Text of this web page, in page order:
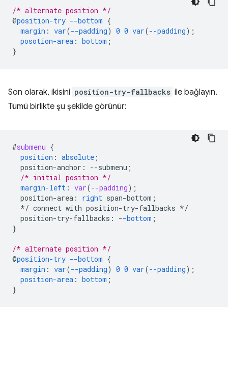
/* alternate position */
@position-try --bottom {
margin : var(--padding) 0 0 var(--padding);
posotion-area : bottom ;
}
Son olarak, ikisini position-try-fallbacks ile bağlayın.
Tümü birlikte şu şekilde görünür:
#submenu {
position : absolute ;
position-anchor : --submenu ;
/* initial position */
margin-left : var(--padding);
position-area : right span-bottom ;
*/ connect with position-try-fallbacks */
position-try-fallbacks : --bottom ;
}
/* alternate position */
@position-try --bottom {
margin : var(--padding) 0 0 var(--padding);
position-area : bottom ;
}